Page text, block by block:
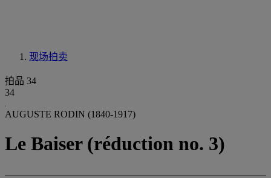
现场拍卖
拍品 34
34
AUGUSTE RODIN (1840-1917)
Le Baiser (réduction no. 3)